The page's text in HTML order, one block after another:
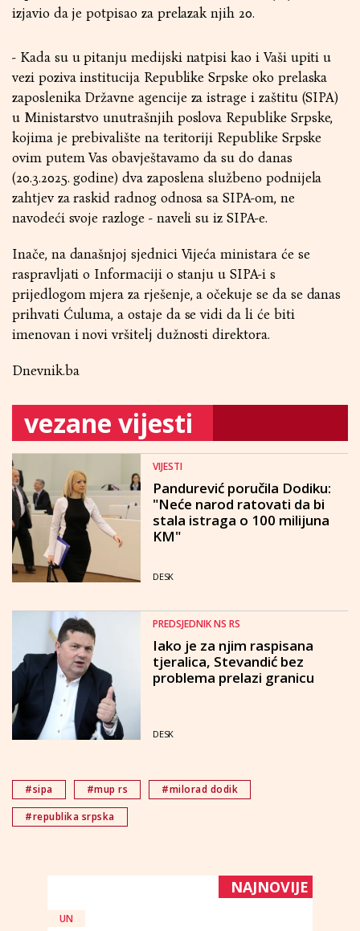
izjavio da je potpisao za prelazak njih 20.
- Kada su u pitanju medijski natpisi kao i Vaši upiti u
vezi poziva institucija Republike Srpske oko prelaska
zaposlenika Državne agencije za istrage i zaštitu (SIPA)
u Ministarstvo unutrašnjih poslova Republike Srpske,
kojima je prebivalište na teritoriji Republike Srpske
ovim putem Vas obavještavamo da su do danas
(20.3.2025. godine) dva zaposlena službeno podnijela
zahtjev za raskid radnog odnosa sa SIPA-om, ne
navodeći svoje razloge - naveli su iz SIPA-e.
Inače, na današnjoj sjednici Vijeća ministara će se
raspravljati o Informaciji o stanju u SIPA-i s
prijedlogom mjera za rješenje, a očekuje se da se danas
prihvati Ćuluma, a ostaje da se vidi da li će biti
imenovan i novi vršitelj dužnosti direktora.
Dnevnik.ba
vezane vijesti
VIJESTI
Pandurević poručila Dodiku:
"Neće narod ratovati da bi
stala istraga o 100 milijuna
KM"
DESK
PREDSJEDNIK NS RS
Iako je za njim raspisana
tjeralica, Stevandić bez
problema prelazi granicu
DESK
#sipa #mup rs
#milorad dodik
#republika srpska
NAJNOVIJE
UN